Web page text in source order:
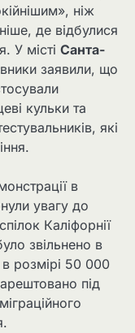
ніж
де відбулися
У місті Санта-
заявили, що
кульки та
які
в
увагу до
Каліфорнії
звільнено в
в розмірі 50 000
під